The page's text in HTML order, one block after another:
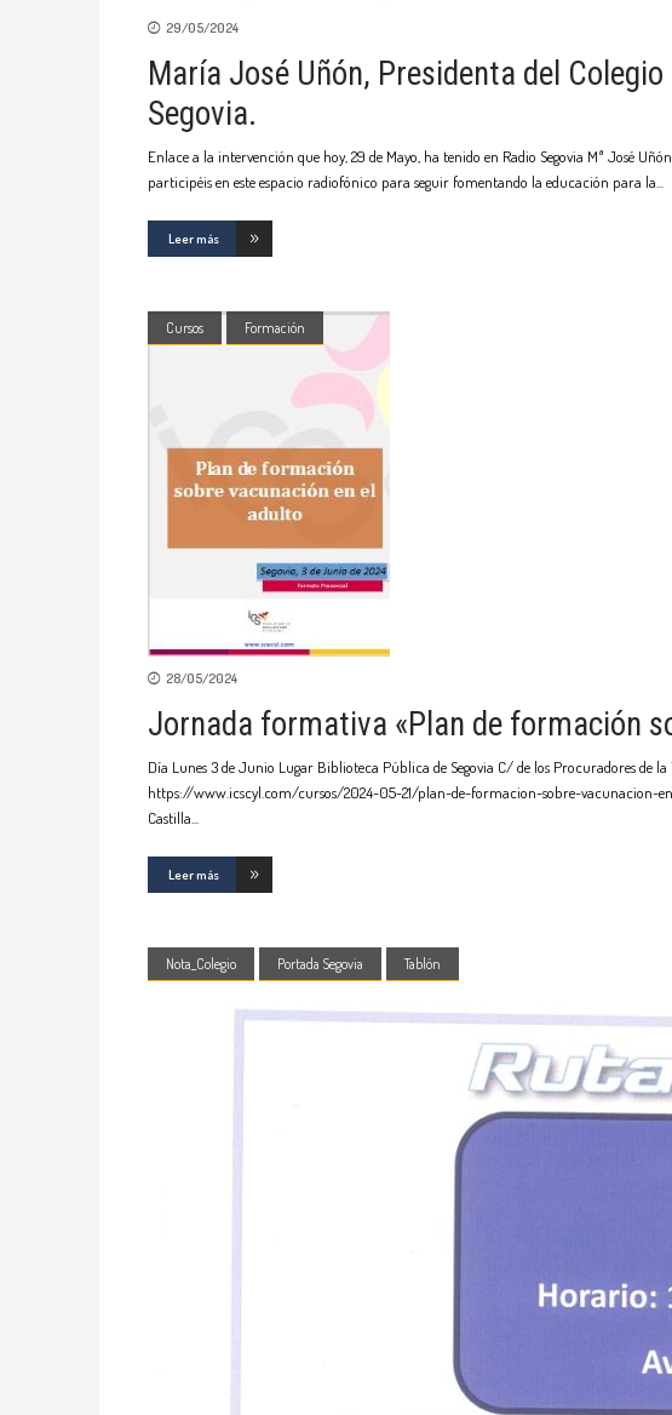
29/05/2024
María José Uñón, Presidenta del
Segovia.
Enlace a la intervención que hoy, 29 de Mayo, ha tenido en Radio Segovia Mª José
participéis en este espacio radiofónico para seguir fomentando la educación para la
Leer más
Cursos Formación
28/05/2024
Jornada formativa «Plan de formación
Día Lunes 3 de Junio Lugar Biblioteca Pública de Segovia C/ de los Procuradores
https://www.icscyl.com/cursos/2024-05-21/plan-de-formacion-sobre-vacunacion-en-
Castilla
Leer más
Nota_Colegio Portada Segovia Tablón